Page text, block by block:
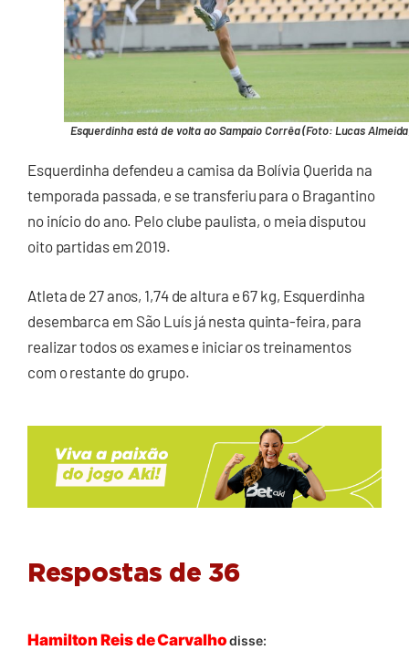
Esquerdinha está de volta ao Sampaio Corrêa (Foto: Lucas
Esquerdinha defendeu a camisa da Bolívia Querida na
temporada passada, e se transferiu para o Bragantino
no início do ano. Pelo clube paulista, o meia disputou
oito partidas em 2019.
Atleta de 27 anos, 1,74 de altura e 67 kg, Esquerdinha
desembarca em São Luís já nesta quinta-feira, para
realizar todos os exames e iniciar os treinamentos
com o restante do grupo.
Respostas de 36
Hamilton Reis de Carvalho disse: